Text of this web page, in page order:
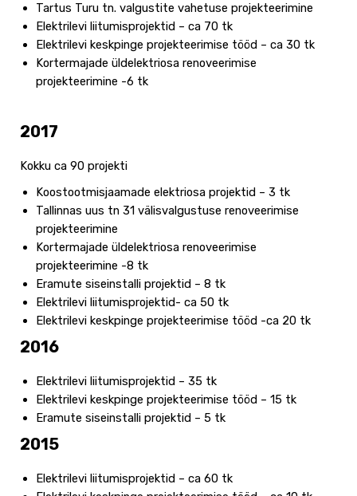
Tartus Turu tn. valgustite vahetuse projekteerimine
Elektrilevi liitumisprojektid – ca 70 tk
Elektrilevi keskpinge projekteerimise tööd – ca 30 tk
Kortermajade üldelektriosa renoveerimise
projekteerimine -6 tk
2017
Kokku ca 90 projekti
Koostootmisjaamade elektriosa projektid – 3 tk
Tallinnas uus tn 31 välisvalgustuse renoveerimise
projekteerimine
Kortermajade üldelektriosa renoveerimise
projekteerimine -8 tk
Eramute siseinstalli projektid – 8 tk
Elektrilevi liitumisprojektid- ca 50 tk
Elektrilevi keskpinge projekteerimise tööd -ca 20 tk
2016
Elektrilevi liitumisprojektid – 35 tk
Elektrilevi keskpinge projekteerimise tööd – 15 tk
Eramute siseinstalli projektid – 5 tk
2015
Elektrilevi liitumisprojektid – ca 60 tk